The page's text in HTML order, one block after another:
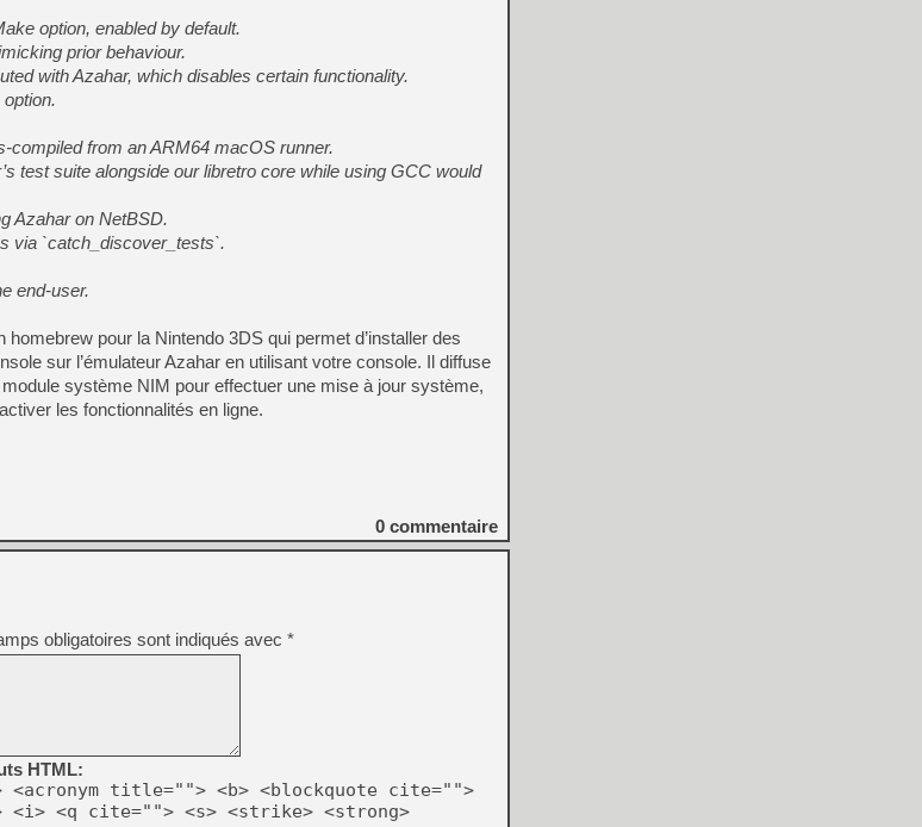
option, enabled by default.
prior behaviour.
with Azahar, which disables certain functionality.
from an ARM64 macOS runner.
test suite alongside our libretro core while using GCC would
Azahar on NetBSD.
via `catch_discover_tests`.
end-user.
homebrew pour la Nintendo 3DS qui permet d’installer des
sur l’émulateur Azahar en utilisant votre console. Il diffuse
système NIM pour effectuer une mise à jour système,
les fonctionnalités en ligne.
0 commentaire
obligatoires sont indiqués avec *
HTML:
title=""> <b> <blockquote cite="">
<i> <q cite=""> <s> <strike> <strong>